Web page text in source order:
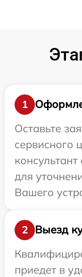
1
Оставьте
сервисного
для
Вашего
2
Выезд
приедет в